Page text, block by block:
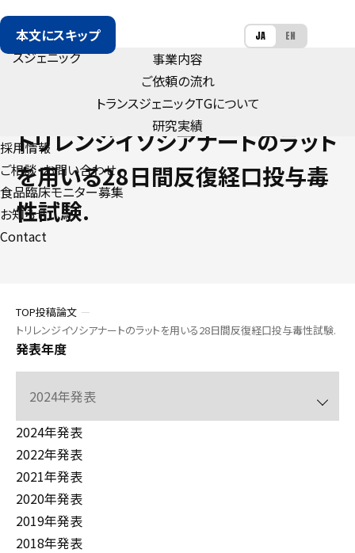
本文にスキップ JA EN
事業内容
ご依頼の流れ
トランスジェニックTGについて
研究実績
採用情報
ご相談・お問い合わせ
食品臨床モニター募集
お知らせ
Contact
トリレンジイソシアナートのラット
を用いる28日間反復経口投与毒
性試験.
TOP投稿論文
トリレンジイソシアナートのラットを用いる28日間反復経口投与毒性試験.
発表年度
2024年発表
2022年発表
2021年発表
2020年発表
2019年発表
2018年発表